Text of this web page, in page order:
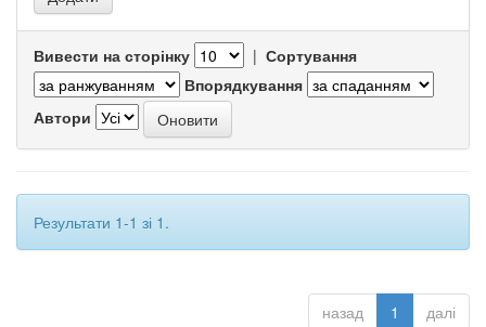
Вивести на сторінку | Сортування
Впорядкування
Автори
Результати 1-1 зі 1.
назад 1 далі